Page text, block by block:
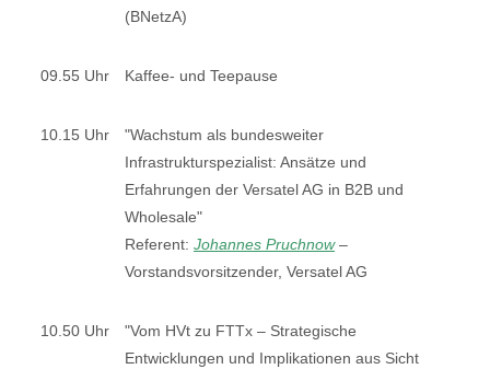
(BNetzA)
09.55 Uhr Kaffee- und Teepause
10.15 Uhr
"Wachstum als bundesweiter
Infrastrukturspezialist: Ansätze und
Erfahrungen der Versatel AG in B2B und
Wholesale"
Referent: Johannes Pruchnow–
Vorstandsvorsitzender, Versatel AG
10.50 Uhr
"Vom HVt zu FTTx – Strategische
Entwicklungen und Implikationen aus Sicht